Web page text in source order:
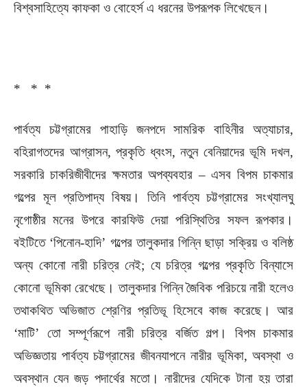
বিশ্বসাহিত্যে কাফকা ও বোহের্স এ ধরনের উপরূপক লিখেছেন।
* * *
পার্বত্য চট্টগ্রামের পাহাড়ি জনপদে সামরিক বাহিনীর অত্যাচার,
বহিরাগতদের আগ্রাসন, প্রকৃতি ধ্বংস, নতুন বেনিয়াদের ভূমি দখল,
সরকারি চাকরিজীবীদের ক্ষমতার অপব্যবহার – এসব বিপম চাকমার
গল্পের মূল প্রতিপাদ্য বিষয়। তিনি পার্বত্য চট্টগ্রামের সংখ্যালঘু
নৃগোষ্ঠীর মনের উপরে কারফিউ দেয়া পরিস্থিতির সফল রূপকার।
বইটিতে ‘পিনোন-হাদি’ গল্পের তালুকদার গিন্নি ছাড়া সক্রিয় ও বলিষ্ঠ
অন্য কোনো নারী চরিত্র নেই; যে চরিত্র গল্পের প্রকৃতি বিন্যাসে
কোনো ভূমিকা রেখেছে। তালুকদার গিন্নি জৈবিক পরিচয়ে নারী হলেও
তথাকথিত অভিজাত শ্রেণির প্রতিভূ হিসেবে কাজ করেছে। আর
‘মাটি’ তো সম্পূর্ণরূপে নারী চরিত্র বর্জিত গল্প। বিপম চাকমার
অভিজ্ঞতায় পার্বত্য চট্টগ্রামের জীবনযাপনে নারীর ভূমিকা, অবস্থা ও
অবস্থান যেন জড় পদার্থের মতো। নারীদের যেদিকে টানা হয় তারা